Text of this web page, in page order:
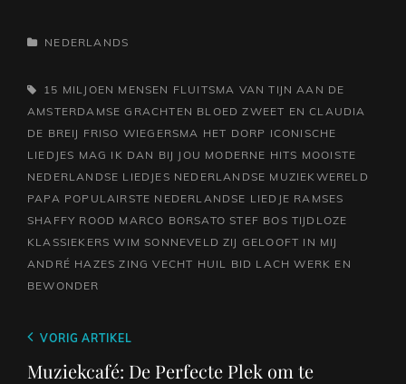
CATEGORIEËN
NEDERLANDS
TAGS,15 MILJOEN MENSEN FLUITSMA VAN TIJN AAN DE
AMSTERDAMSE GRACHTEN BLOED ZWEET EN CLAUDIA
DE BREIJ FRISO WIEGERSMA HET DORP ICONISCHE
LIEDJES MAG IK DAN BIJ JOU MODERNE HITS MOOISTE
NEDERLANDSE LIEDJES NEDERLANDSE MUZIEKWERELD
PAPA POPULAIRSTE NEDERLANDSE LIEDJE RAMSES
SHAFFY ROOD MARCO BORSATO STEF BOS TIJDLOZE
KLASSIEKERS WIM SONNEVELD ZIJ GELOOFT IN MIJ
ANDRÉ HAZES ZING VECHT HUIL BID LACH WERK EN
BEWONDER
Berichtnavigatie
Vorig
bericht
VORIG ARTIKEL
Muziekcafé: De Perfecte Plek om te